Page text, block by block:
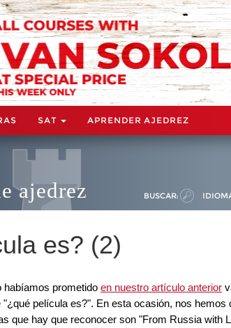
SAT APRENDER AJEDREZ
ajedrez BUSCAR:
es? (2)
habíamos prometido en nuestro artículo anterior
película es?". En esta ocasión, nos
que hay que reconocer son "From Russia with